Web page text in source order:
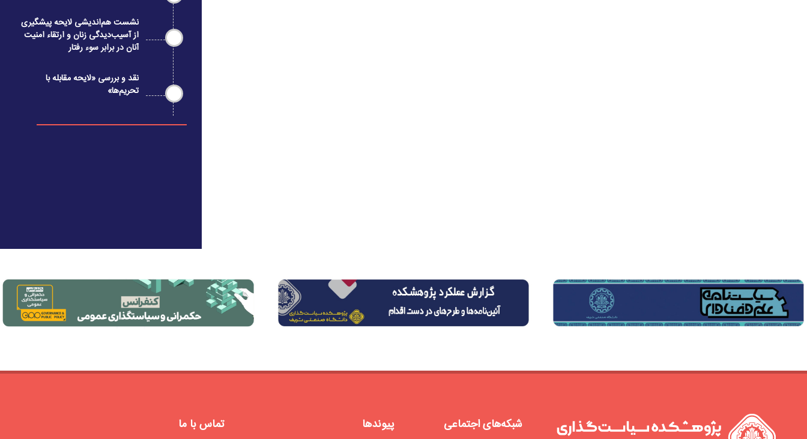
نشست هم‌اندیشی لایحه پیشگیری
از آسیب‌دیدگی زنان و ارتقاء امنیت
آنان در برابر سوء رفتار
نقد و بررسی «لایحه مقابله با
تحریم‌ها»
شبکه‌های اجتماعی پیوندها تماس با ما